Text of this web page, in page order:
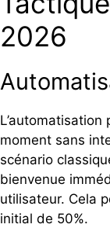
2026
L’automatisation
moment sans
scénario
bienvenue
utilisateur. Cela
initial de 50%.